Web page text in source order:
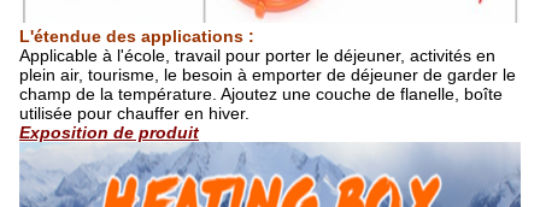
L'étendue des applications :
Applicable à l'école, travail pour porter le déjeuner, activités en
plein air, tourisme, le besoin à emporter de déjeuner de garder le
champ de la température. Ajoutez une couche de flanelle, boîte
utilisée pour chauffer en hiver.
Exposition de produit